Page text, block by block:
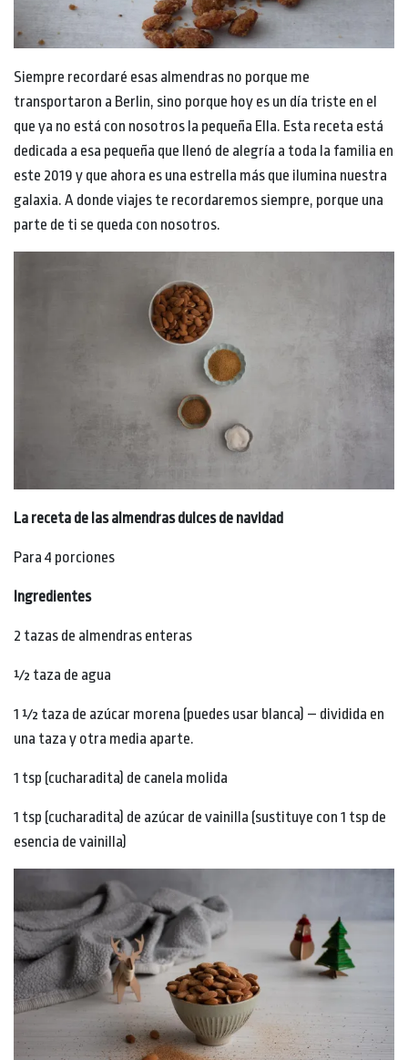
Siempre recordaré esas almendras no porque me
transportaron a Berlin, sino porque hoy es un día triste en el
que ya no está con nosotros la pequeña Ella. Esta receta está
dedicada a esa pequeña que llenó de alegría a toda la familia en
este 2019 y que ahora es una estrella más que ilumina nuestra
galaxia. A donde viajes te recordaremos siempre, porque una
parte de ti se queda con nosotros.
La receta de las almendras dulces de navidad
Para 4 porciones
Ingredientes
2 tazas de almendras enteras
½ taza de agua
1 ½ taza de azúcar morena (puedes usar blanca) – dividida en
una taza y otra media aparte.
1 tsp (cucharadita) de canela molida
1 tsp (cucharadita) de azúcar de vainilla (sustituye con 1 tsp de
esencia de vainilla)